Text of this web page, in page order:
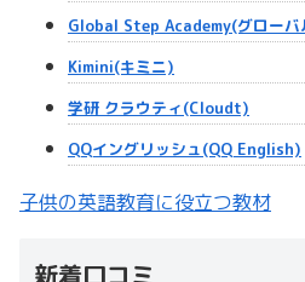
Global Step Academy(グローバ
Kimini(キミニ)
学研 クラウティ(Cloudt)
QQイングリッシュ(QQ English)
子供の英語教育に役立つ教材
新着口コミ